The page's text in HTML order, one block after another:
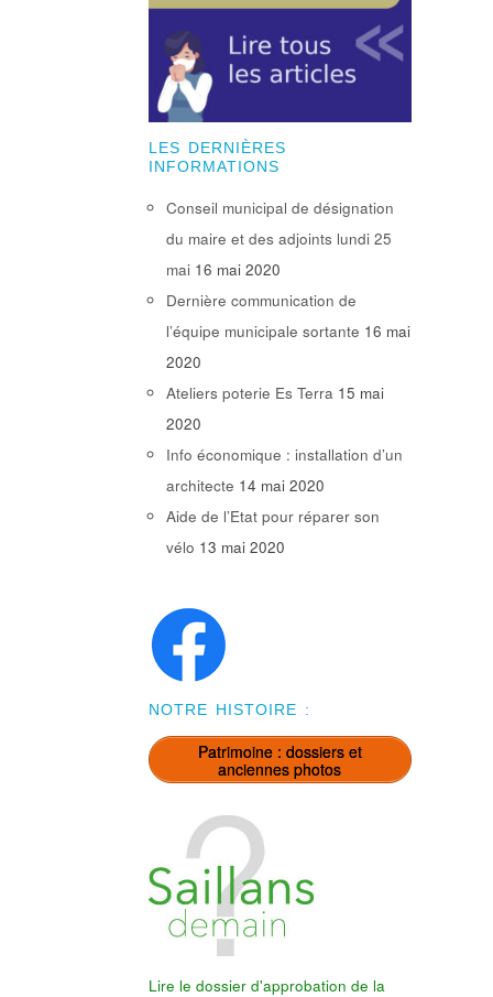
LES DERNIÈRES
INFORMATIONS
Conseil municipal de désignation
du maire et des adjoints lundi 25
mai 16 mai 2020
Dernière communication de
l’équipe municipale sortante 16 mai
2020
Ateliers poterie Es Terra 15 mai
2020
Info économique : installation d’un
architecte 14 mai 2020
Aide de l’Etat pour réparer son
vélo 13 mai 2020
NOTRE HISTOIRE :
Patrimoine : dossiers et
anciennes photos
Lire le dossier d'approbation de la